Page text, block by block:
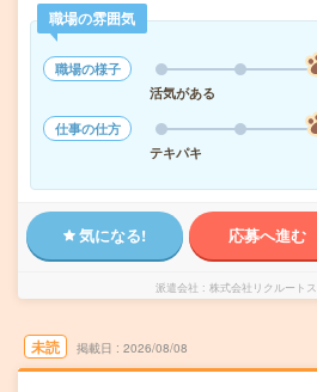
職場の雰囲気
職場の様子
活気がある
仕事の仕方
テキパキ
気になる! 応募へ進む
派遣会社 株式会社リクルート
未読 掲載日 2026/08/08